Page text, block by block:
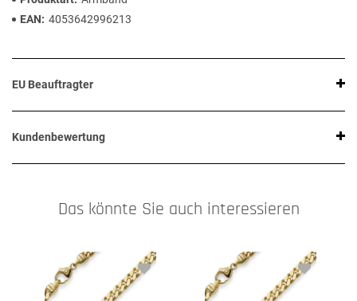
EAN
4053642996213
EU Beauftragter
Kundenbewertung
Das könnte Sie auch interessieren